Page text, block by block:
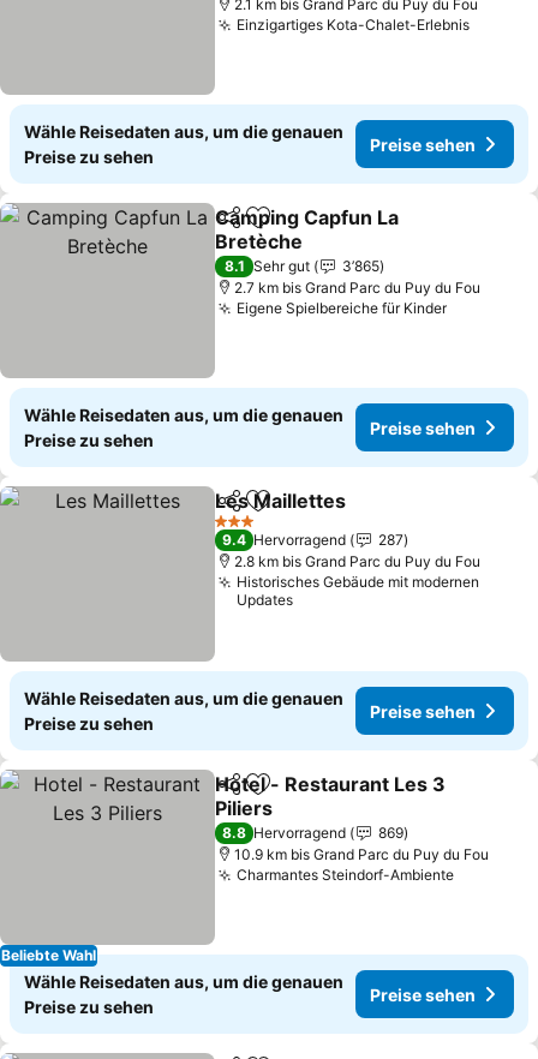
2.1 km bis Grand Parc du Puy du Fou
Einzigartiges Kota-Chalet-ErlebnisPreise
Wähle Reisedaten aus, um die genauen
Preise zu sehen
Preise sehen
TeilenZu Favoriten hinzufügen
Camping Capfun La
Bretèche
Preise sehen
8.1 Sehr gut
3’865
2.7 km bis Grand Parc du Puy du Fou
Eigene Spielbereiche für KinderPreise
Wähle Reisedaten aus, um die genauen
Preise zu sehen
Preise sehen
TeilenZu Favoriten hinzufügen
Les Maillettes
3 Sterne
9.4 Hervorragend
287
2.8 km bis Grand Parc du Puy du Fou
Historisches Gebäude mit modernen
Updates
Wähle Reisedaten aus, um die genauen
Preise zu sehen
Preise sehen
Beliebte Wahl
TeilenZu Favoriten hinzufügen
Hotel - Restaurant Les 3
Piliers
Preise sehen
8.8 Hervorragend
869
10.9 km bis Grand Parc du Puy du Fou
Charmantes Steindorf-AmbientePreise
Wähle Reisedaten aus, um die genauen
Preise zu sehen
Preise sehen